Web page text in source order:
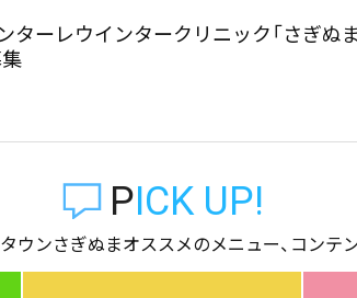
ターレウインタークリニック「さぎぬ
PICK UP!
ウンさぎぬまオススメのメニュー、コンテ